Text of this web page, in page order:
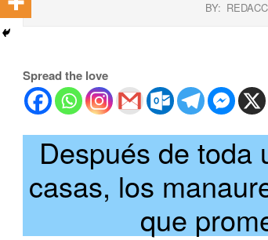
BY:
Spread the love
Después de toda
casas, los
que